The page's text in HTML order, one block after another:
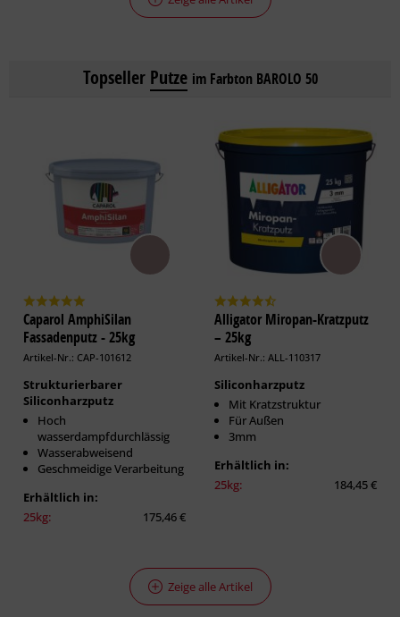
Topseller Putze im Farbton BAROLO 50
Caparol AmphiSilan
Fassadenputz - 25kg
Artikel-Nr.: CAP-101612
Strukturierbarer
Siliconharzputz
Hoch
wasserdampfdurchlässig
Wasserabweisend
Geschmeidige Verarbeitung
Erhältlich in:
25kg:
175,46 €
Alligator Miropan-Kratzputz
– 25kg
Artikel-Nr.: ALL-110317
Siliconharzputz
Mit Kratzstruktur
Für Außen
3mm
Erhältlich in:
25kg:
184,45 €
Zeige alle Artikel